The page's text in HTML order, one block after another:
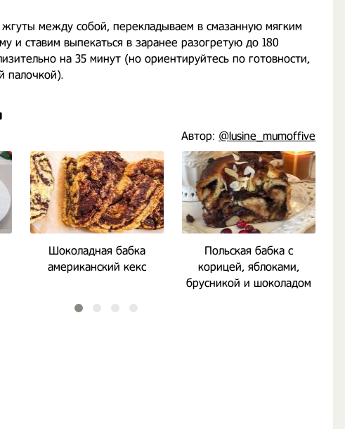
между собой, перекладываем в смазанную мягким
и ставим выпекаться в заранее разогретую до 180
на 35 минут (но ориентируйтесь по готовности,
палочкой).
Автор: @lusine_mumoffive
Шоколадная бабка
американский кекс
Польская бабка с
корицей, яблоками,
брусникой и шоколадом